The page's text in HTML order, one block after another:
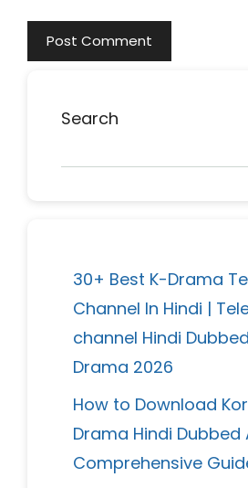
Search
30+ Best K-Drama
Channel In Hindi |
channel Hindi
Drama 2026
How to Download
Drama Hindi Dubbed
Comprehensive